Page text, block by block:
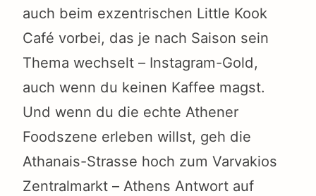
auch beim exzentrischen Little Kook
Café vorbei, das je nach Saison sein
Thema wechselt – Instagram-Gold,
auch wenn du keinen Kaffee magst.
Und wenn du die echte Athener
Foodszene erleben willst, geh die
Athanais-Strasse hoch zum Varvakios
Zentralmarkt – Athens Antwort auf